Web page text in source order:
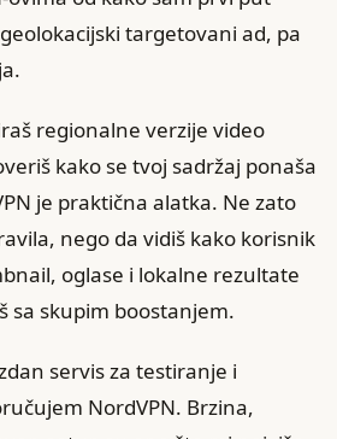
targetovani ad, pa
regionalne verzije video
kako se tvoj sadržaj ponaša
je praktična alatka. Ne zato
nego da vidiš kako korisnik
oglase i lokalne rezultate
sa skupim boostanjem.
servis za testiranje i
NordVPN. Brzina,